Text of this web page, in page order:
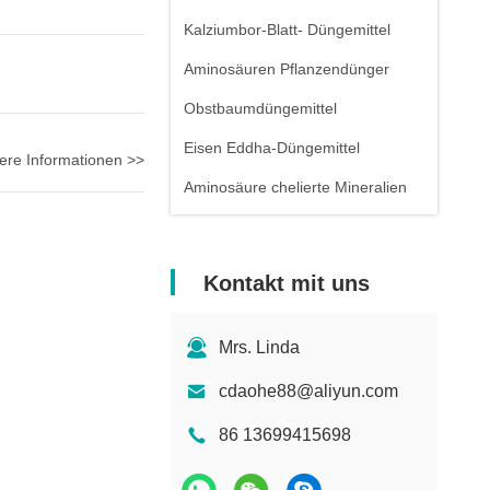
Kalziumbor-Blatt- Düngemittel
Aminosäuren Pflanzendünger
Obstbaumdüngemittel
Eisen Eddha-Düngemittel
Aminosäure chelierte Mineralien
Kontakt mit uns
Mrs. Linda
cdaohe88@aliyun.com
86 13699415698
Informationen >>